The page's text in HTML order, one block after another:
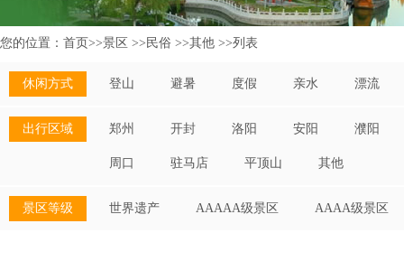
您的位置： 首页>>景区 >> 民俗 >>其他 >>列表
休闲方式 登山 避暑 度假 亲水 漂流
出行区域 郑州 开封 洛阳 安阳 濮阳
周口 驻马店 平顶山 其他
景区等级 世界遗产 AAAAA级景区 AAAA级景区